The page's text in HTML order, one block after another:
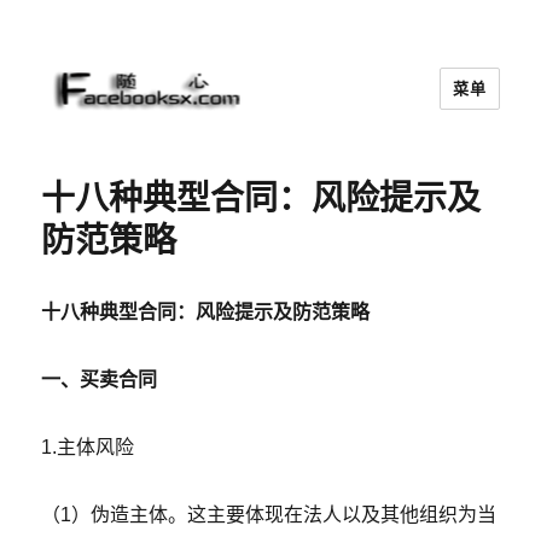
菜单
十八种典型合同：风险提示及
防范策略
十八种典型合同：风险提示及防范策略
一、买卖合同
1.主体风险
（1）伪造主体。这主要体现在法人以及其他组织为当